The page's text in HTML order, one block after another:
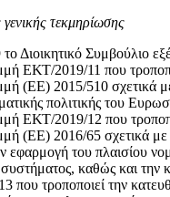
τεκμηρίωσης
Διοικητικό Συμβούλιο
ΕΚΤ/2019/11 που
(ΕΕ) 2015/510 σχετικά
πολιτικής του
ΕΚΤ/2019/12 που
(ΕΕ) 2016/65 σχετικά με
εφαρμογή του πλαισίου
καθώς και την
τροποποιεί την